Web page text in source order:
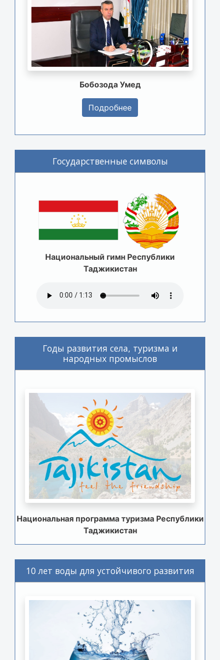
Бобозода Умед
Подробнее
Государственные символы
Национальный гимн Республики
Таджикистан
Годы развития села, туризма и
народных промыслов
Национальная программа туризма Республики
Таджикистан
10 лет воды для устойчивого развития